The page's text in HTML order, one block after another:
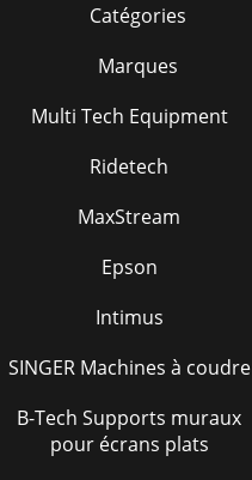
Catégories
Marques
Multi Tech Equipment
Ridetech
MaxStream
Epson
Intimus
SINGER Machines à coudre
B-Tech Supports muraux
pour écrans plats